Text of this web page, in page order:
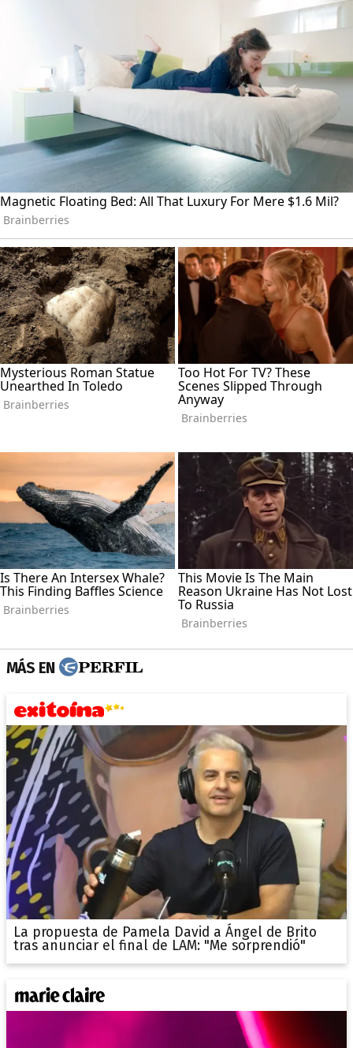
MÁS EN
La propuesta de Pamela David a Ángel de Brito
tras anunciar el final de LAM: "Me sorprendió"